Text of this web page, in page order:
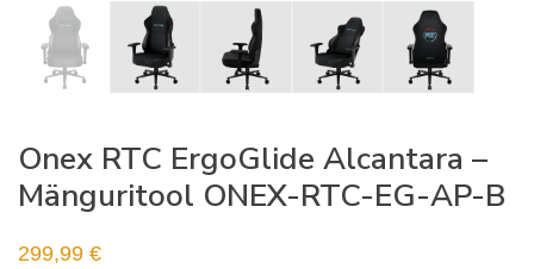
Onex RTC ErgoGlide Alcantara –
Mänguritool ONEX-RTC-EG-AP-B
299,99 €